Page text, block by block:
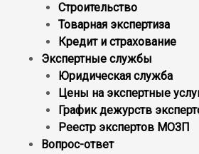
Строительство
Товарная экспертиза
Кредит и страхование
Экспертные службы
Юридическая служба
Цены на экспертные
График дежурств
Реестр экcпертов МОЗП
Вопрос-ответ